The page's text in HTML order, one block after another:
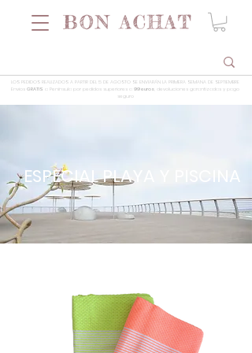
LOS PEDIDOS REALIZADOS A PARTIR DEL 5 DE AGOSTO SE ENVIARÁN LA PRIMERA SEMANA DE SEPTIEMBRE
Envios GRATIS a Península por pedidos superiores a 99 euros , devoluciones garantizadas y pago
seguro
ESPECIAL PLAYA Y PISCINA